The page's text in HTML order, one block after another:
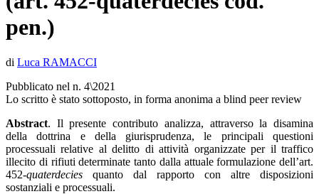
pen.)
di Luca RAMACCI
Pubblicato nel n. 4\2021
Lo scritto è stato sottoposto, in forma anonima a blind peer review
Abstract. Il presente contributo analizza, attraverso la disamina
della dottrina e della giurisprudenza, le principali questioni
processuali relative al delitto di attività organizzate per il traffico
illecito di rifiuti determinate tanto dalla attuale formulazione dell’art.
452-quaterdecies quanto dal rapporto con altre disposizioni
sostanziali e processuali.